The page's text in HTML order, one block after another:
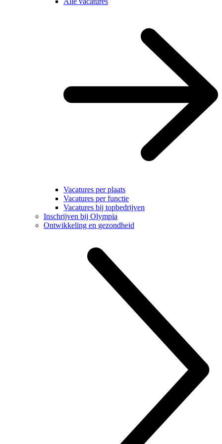
Vacatures per plaats
Vacatures per functie
Vacatures bij topbedrijven
Inschrijven bij Olympia
Ontwikkeling en gezondheid